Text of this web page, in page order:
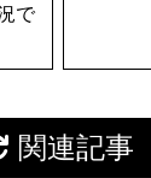
で
関連記事